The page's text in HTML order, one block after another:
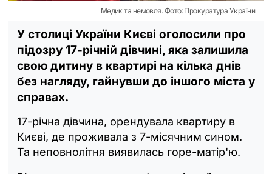
Медик та немовля. Фото: Прокуратура України
У столиці України Києві оголосили про
підозру 17-річній дівчині, яка залишила
свою дитину в квартирі на кілька днів
без нагляду, гайнувши до іншого міста у
справах.
17-річна дівчина, орендувала квартиру в
Києві, де проживала з 7-місячним сином.
Та неповнолітня виявилась горе-матір'ю.